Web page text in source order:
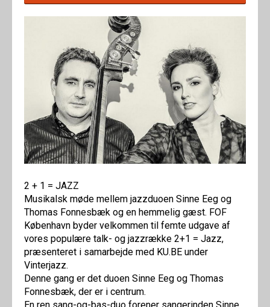
2 + 1 = JAZZ
Musikalsk møde mellem jazzduoen Sinne Eeg og
Thomas Fonnesbæk og en hemmelig gæst. FOF
København byder velkommen til femte udgave af
vores populære talk- og jazzrække 2+1 = Jazz,
præsenteret i samarbejde med KU.BE under
Vinterjazz.
Denne gang er det duoen Sinne Eeg og Thomas
Fonnesbæk, der er i centrum.